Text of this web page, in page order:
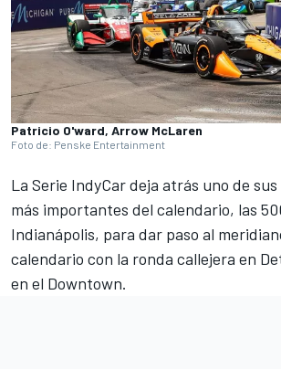
Patricio O'ward, Arrow McLaren
Foto de: Penske Entertainment
La Serie IndyCar deja atrás uno de
más importantes del calendario, las
Indianápolis, para dar paso al
calendario con la ronda callejera en
en el Downtown.